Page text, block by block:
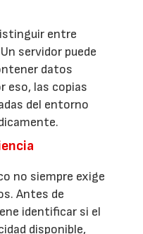
entre
servidor puede
datos
eso, las copias
del entorno
no siempre exige
Antes de
identificar si el
disponible,